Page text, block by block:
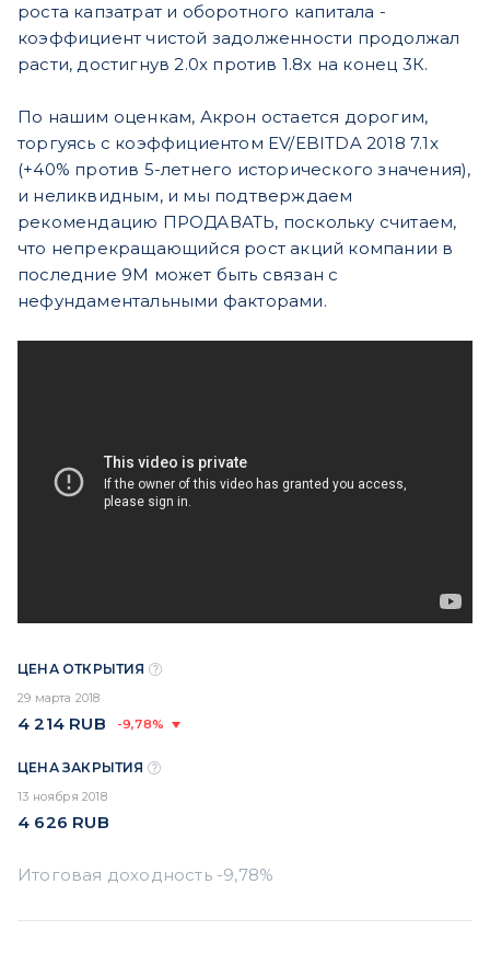
роста капзатрат и оборотного капитала -
коэффициент чистой задолженности продолжал
расти, достигнув 2.0x против 1.8x на конец 3К.
По нашим оценкам, Акрон остается дорогим,
торгуясь с коэффициентом EV/EBITDA 2018 7.1x
(+40% против 5-летнего исторического значения),
и неликвидным, и мы подтверждаем
рекомендацию ПРОДАВАТЬ, поскольку считаем,
что непрекращающийся рост акций компании в
последние 9M может быть связан с
нефундаментальными факторами.
ЦЕНА ОТКРЫТИЯ
29 марта 2018
4 214 RUB -9,78%
ЦЕНА ЗАКРЫТИЯ
13 ноября 2018
4 626 RUB